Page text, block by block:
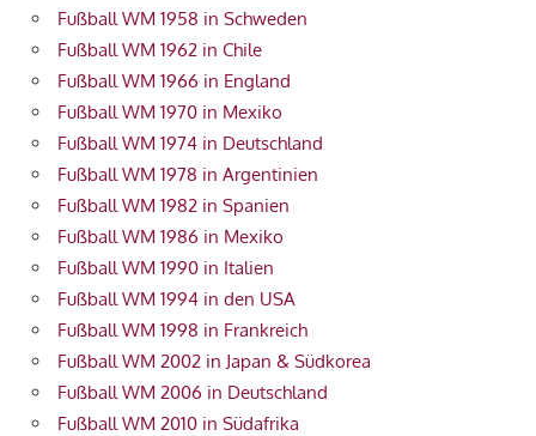
Fußball WM 1958 in Schweden
Fußball WM 1962 in Chile
Fußball WM 1966 in England
Fußball WM 1970 in Mexiko
Fußball WM 1974 in Deutschland
Fußball WM 1978 in Argentinien
Fußball WM 1982 in Spanien
Fußball WM 1986 in Mexiko
Fußball WM 1990 in Italien
Fußball WM 1994 in den USA
Fußball WM 1998 in Frankreich
Fußball WM 2002 in Japan & Südkorea
Fußball WM 2006 in Deutschland
Fußball WM 2010 in Südafrika